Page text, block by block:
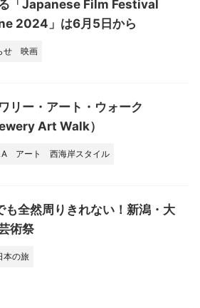
「Japanese Film Festival
2024」は6月5日から
せ 映画
リー・アート・ウォーク
Art Walk）
アート 西海岸スタイル
も全然周りきれない！新潟・大
術祭
本の旅